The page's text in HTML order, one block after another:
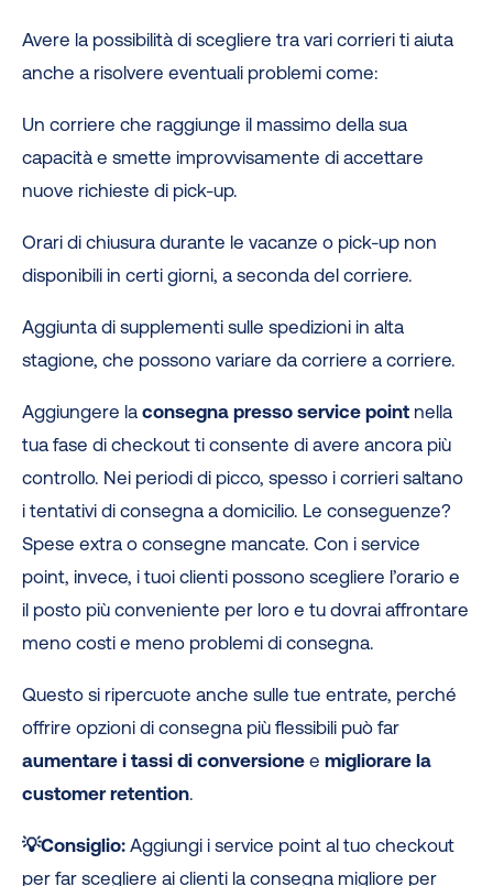
Avere la possibilità di scegliere tra vari corrieri ti aiuta
anche a risolvere eventuali problemi come:
Un corriere che raggiunge il massimo della sua
capacità e smette improvvisamente di accettare
nuove richieste di pick-up.
Orari di chiusura durante le vacanze o pick-up non
disponibili in certi giorni, a seconda del corriere.
Aggiunta di supplementi sulle spedizioni in alta
stagione, che possono variare da corriere a corriere.
Aggiungere laconsegna presso service point nella
tua fase di checkout ti consente di avere ancora più
controllo. Nei periodi di picco, spesso i corrieri saltano
i tentativi di consegna a domicilio. Le conseguenze?
Spese extra o consegne mancate. Con i service
point, invece, i tuoi clienti possono scegliere l’orario e
il posto più conveniente per loro e tu dovrai affrontare
meno costi e meno problemi di consegna.
Questo si ripercuote anche sulle tue entrate, perché
offrire opzioni di consegna più flessibili può far
aumentare i tassi di conversione emigliorare la
customer retention.
💡Consiglio: Aggiungi i service point al tuo checkout
per far scegliere ai clienti la consegna migliore per